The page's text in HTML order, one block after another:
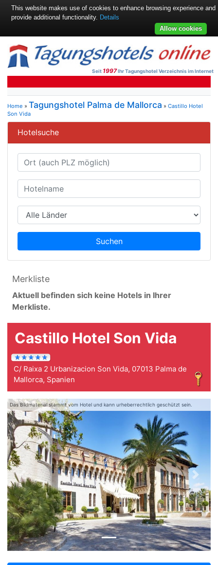
Seit 1997Ihr Tagungshotel Verzeichnis im Internet
Home » Tagungshotel Palma de Mallorca » Castillo Hotel
Son Vida
Hotelsuche
Suchen
Merkliste
Aktuell befinden sich keine Hotels in Ihrer
Merkliste.
Castillo Hotel Son Vida
C/ Raixa 2 Urbanizacion Son Vida, 07013 Palma de
Mallorca, Spanien
Das Bildmaterial stammt vom Hotel und kann urheberrechtlich geschützt sein.
Zurück
This website makes use of cookies to enhance browsing experience and
provide additional functionality. Details
Allow cookies